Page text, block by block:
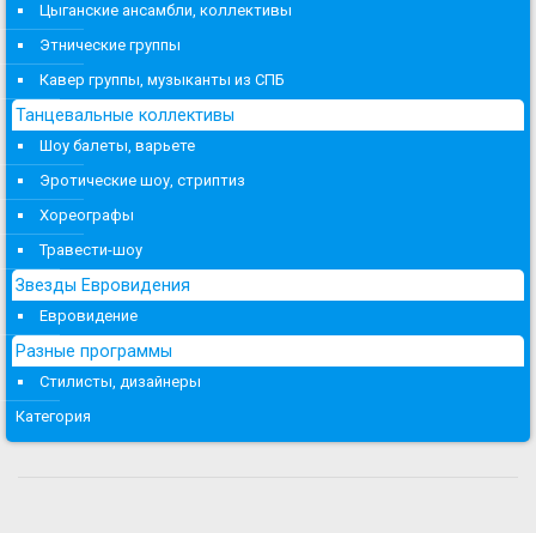
Цыганские ансамбли, коллективы
Этнические группы
Кавер группы, музыканты из СПБ
Танцевальные коллективы
Шоу балеты, варьете
Эротические шоу, стриптиз
Хореографы
Травести-шоу
Звезды Евровидения
Евровидение
Разные программы
Стилисты, дизайнеры
Категория